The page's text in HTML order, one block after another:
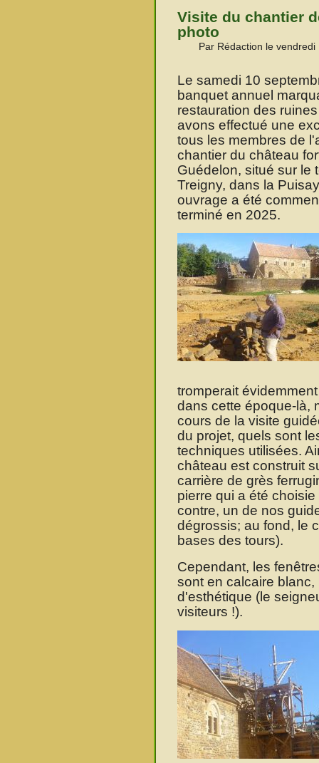
Visite du chantier
photo
Par Rédaction le
Le samedi 10
banquet annuel
restauration des
avons effectué une
tous les membres de
chantier du château
Guédelon, situé sur le
Treigny, dans la
ouvrage a été
terminé en 2025.
tromperait
dans cette époque-là,
cours de la visite
du projet, quels sont
techniques utilisées.
château est construit
carrière de grès
pierre qui a été
contre, un de nos
dégrossis; au fond, le
bases des tours).
Cependant, les
sont en calcaire
d'esthétique (le
visiteurs !).